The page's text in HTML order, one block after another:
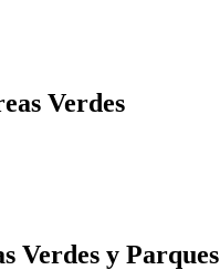
Verdes
Verdes y Parques